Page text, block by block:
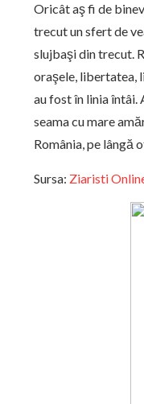
Oricât aş fi de
trecut un sfert de
slujbaşi din trecut.
oraşele, libertatea,
au fost în linia întâi.
seama cu mare
România, pe lângă
Sursa: Ziaristi